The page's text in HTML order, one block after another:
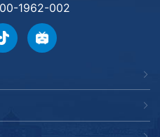
1962-002